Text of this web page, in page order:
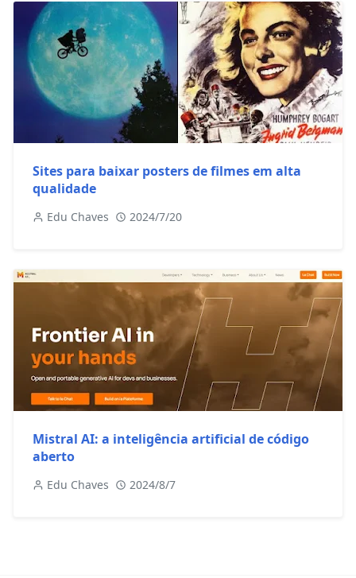
Sites para baixar posters de filmes em alta
qualidade
Edu Chaves 2024/7/20
Mistral AI: a inteligência artificial de código
aberto
Edu Chaves 2024/8/7